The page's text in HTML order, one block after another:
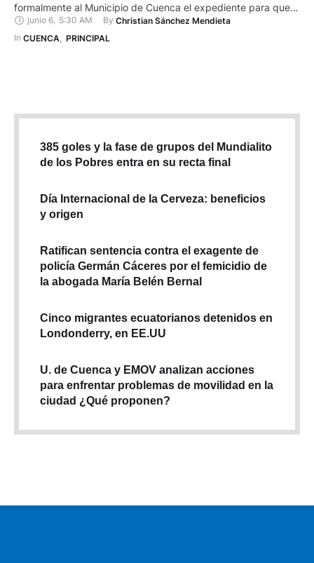
formalmente al Municipio de Cuenca el expediente para que
administre por 20 años más el Parque Nacional Cajas (PNC).
A su vez Pedro Palacios, alcalde de Cuenca, ratificó la
junio 6, 5:30 AM By Christian Sánchez Mendieta
In CUENCA PRINCIPAL
385 goles y la fase de grupos del Mundialito
de los Pobres entra en su recta final
Día Internacional de la Cerveza: beneficios
y origen
Ratifican sentencia contra el exagente de
policía Germán Cáceres por el femicidio de
la abogada María Belén Bernal
Cinco migrantes ecuatorianos detenidos en
Londonderry, en EE.UU
U. de Cuenca y EMOV analizan acciones
para enfrentar problemas de movilidad en la
ciudad ¿Qué proponen?